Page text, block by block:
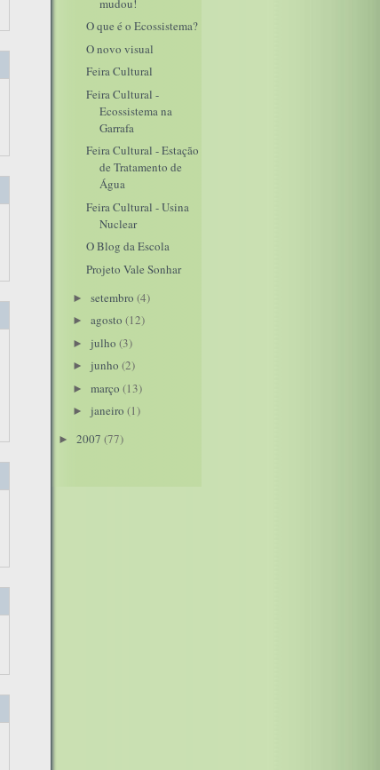
mudou!
O que é o Ecossistema?
O novo visual
Feira Cultural
Feira Cultural -
Ecossistema na
Garrafa
Feira Cultural - Estação
de Tratamento de
Água
Feira Cultural - Usina
Nuclear
O Blog da Escola
Projeto Vale Sonhar
► setembro (4)
► agosto (12)
► julho (3)
► junho (2)
► março (13)
► janeiro (1)
► 2007 (77)